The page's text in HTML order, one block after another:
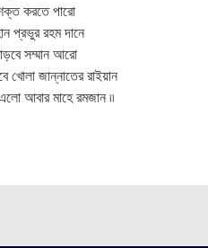
করতে পারো
প্রভুর রহম দানে
সম্মান আরো
খোলা জান্নাতের রাইয়ান
আবার মাহে রমজান ৷৷